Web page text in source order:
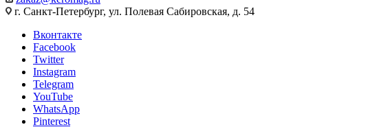
г. Санкт-Петербург, ул. Полевая Сабировская, д. 54
Вконтакте
Facebook
Twitter
Instagram
Telegram
YouTube
WhatsApp
Pinterest